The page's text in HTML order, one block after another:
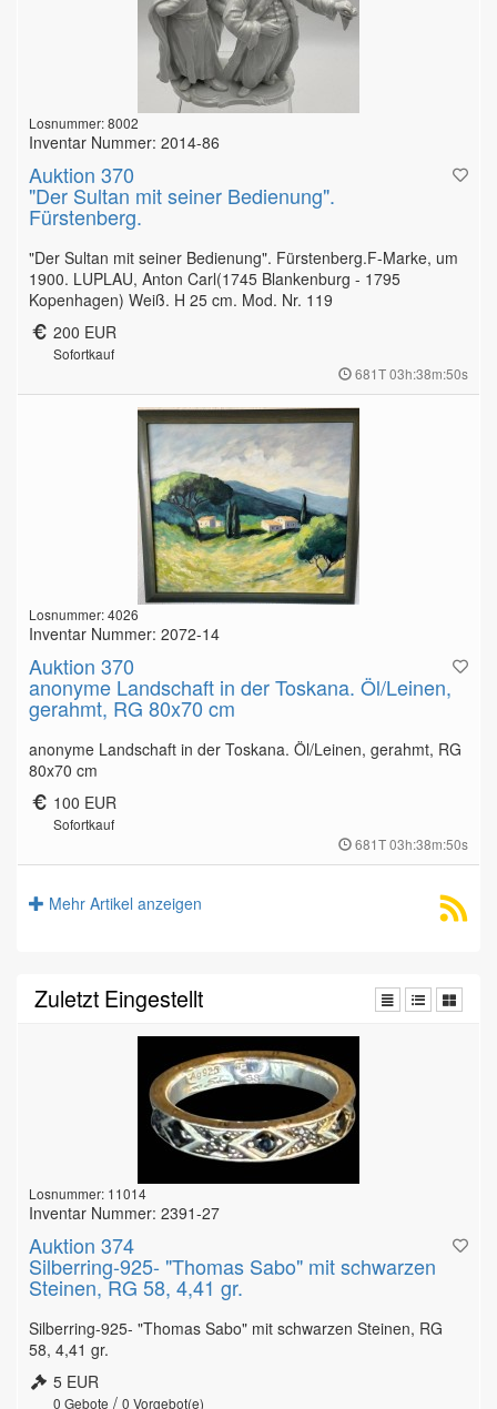
Losnummer: 8002
Inventar Nummer: 2014-86
Auktion 370
"Der Sultan mit seiner Bedienung".
Fürstenberg.
"Der Sultan mit seiner Bedienung". Fürstenberg.F-Marke, um
1900. LUPLAU, Anton Carl(1745 Blankenburg - 1795
Kopenhagen) Weiß. H 25 cm. Mod. Nr. 119
200 EUR
Sofortkauf
681T 03h:38m:49s
Losnummer: 4026
Inventar Nummer: 2072-14
Auktion 370
anonyme Landschaft in der Toskana. Öl/Leinen,
gerahmt, RG 80x70 cm
anonyme Landschaft in der Toskana. Öl/Leinen, gerahmt, RG
80x70 cm
100 EUR
Sofortkauf
681T 03h:38m:49s
Mehr Artikel anzeigen
Zuletzt Eingestellt
Losnummer: 11014
Inventar Nummer: 2391-27
Auktion 374
Silberring-925- "Thomas Sabo" mit schwarzen
Steinen, RG 58, 4,41 gr.
Silberring-925- "Thomas Sabo" mit schwarzen Steinen, RG
58, 4,41 gr.
5 EUR
0 Gebote / 0 Vorgebot(e)